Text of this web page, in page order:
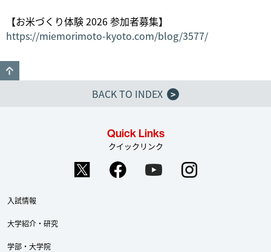
【お米づくり体験 2026 参加者募集】
https://miemorimoto-kyoto.com/blog/3577/
BACK TO INDEX
>
Quick Links
クイックリンク
入試情報
大学紹介・研究
学部・大学院